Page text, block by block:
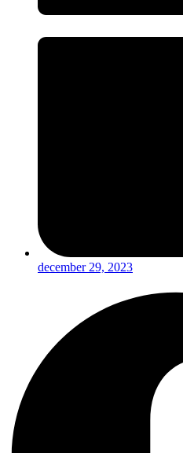
december 29, 2023